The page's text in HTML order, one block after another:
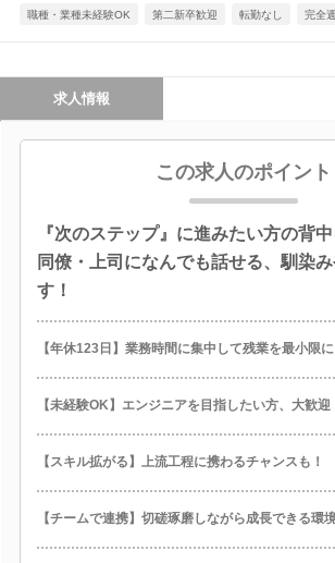
職種・業種未経験OK 第二新卒歓迎 転勤なし 完全
求人情報
この求人のポイント
『次のステップ』に進みたい方の背中
同僚・上司になんでも話せる、馴染
す！
【年休123日】業務時間に集中して残業を最小限に
【未経験OK】エンジニアを目指したい方、大歓迎
【スキル拡がる】上流工程に携わるチャンスも！
【チームで連携】切磋琢磨しながら成長できる環境